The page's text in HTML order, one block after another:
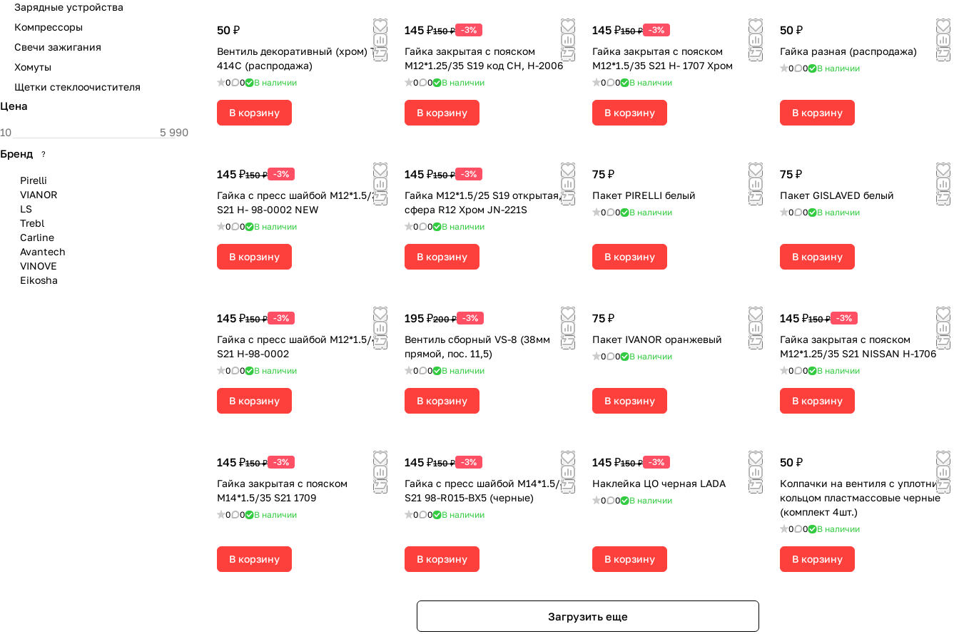
50 ₽
Вентиль декоративный (хром) TR
414С (распродажа)
0 0 В наличии
В корзину
145 ₽150 ₽ -3%
Гайка закрытая с пояском
М12*1.25/35 S19 код CH, H-2006
0 0 В наличии
В корзину
145 ₽150 ₽ -3%
Гайка закрытая с пояском
М12*1.5/35 S21 H- 1707 Хром
0 0 В наличии
В корзину
50 ₽
Гайка разная (распродажа)
0 0 В наличии
В корзину
145 ₽150 ₽ -3%
Гайка с пресс шайбой М12*1.5/37
S21 H- 98-0002 NEW
0 0 В наличии
В корзину
145 ₽150 ₽ -3%
Гайка М12*1.5/25 S19 открытая,
сфера R12 Хром JN-221S
0 0 В наличии
В корзину
75 ₽
Пакет PIRELLI белый
0 0 В наличии
В корзину
75 ₽
Пакет GISLAVED белый
0 0 В наличии
В корзину
145 ₽150 ₽ -3%
Гайка с пресс шайбой М12*1.5/47
S21 H-98-0002
0 0 В наличии
В корзину
195 ₽200 ₽ -3%
Вентиль сборный VS-8 (38мм
прямой, пос. 11,5)
0 0 В наличии
В корзину
75 ₽
Пакет IVANOR оранжевый
0 0 В наличии
В корзину
145 ₽150 ₽ -3%
Гайка закрытая с пояском
М12*1.25/35 S21 NISSAN H-1706
0 0 В наличии
В корзину
145 ₽150 ₽ -3%
Гайка закрытая с пояском
М14*1.5/35 S21 1709
0 0 В наличии
В корзину
145 ₽150 ₽ -3%
Гайка с пресс шайбой М14*1.5/47
S21 98-R015-BX5 (черные)
0 0 В наличии
В корзину
145 ₽150 ₽ -3%
Наклейка ЦО черная LADA
0 0 В наличии
В корзину
50 ₽
Колпачки на вентиля с уплотнит.
кольцом пластмассовые черные
(комплект 4шт.)
0 0 В наличии
В корзину
Загрузить еще
Зарядные устройства
Компрессоры
Свечи зажигания
Хомуты
Щетки стеклоочистителя
Цена
Бренд ?
Pirelli
VIANOR
LS
Trebl
Carline
Avantech
VINOVE
Eikosha